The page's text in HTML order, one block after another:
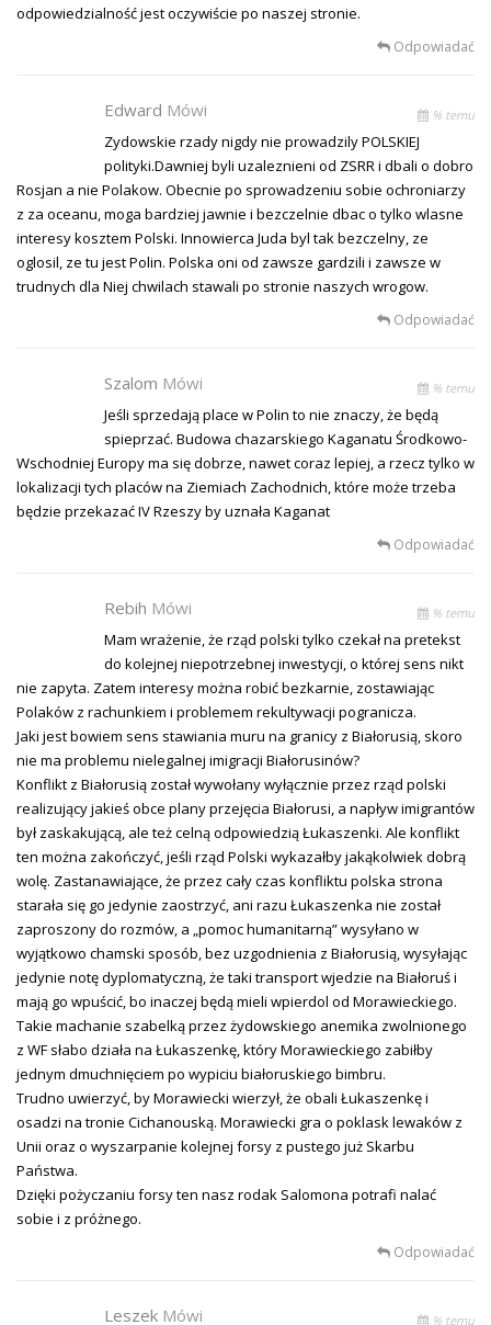
odpowiedzialność jest oczywiście po naszej stronie.
Odpowiadać
Edward Mówi % temu
Zydowskie rzady nigdy nie prowadzily POLSKIEJ
polityki.Dawniej byli uzaleznieni od ZSRR i dbali o dobro
Rosjan a nie Polakow. Obecnie po sprowadzeniu sobie ochroniarzy
z za oceanu, moga bardziej jawnie i bezczelnie dbac o tylko wlasne
interesy kosztem Polski. Innowierca Juda byl tak bezczelny, ze
oglosil, ze tu jest Polin. Polska oni od zawsze gardzili i zawsze w
trudnych dla Niej chwilach stawali po stronie naszych wrogow.
Odpowiadać
Szalom Mówi % temu
Jeśli sprzedają place w Polin to nie znaczy, że będą
spieprzać. Budowa chazarskiego Kaganatu Środkowo-
Wschodniej Europy ma się dobrze, nawet coraz lepiej, a rzecz tylko w
lokalizacji tych placów na Ziemiach Zachodnich, które może trzeba
będzie przekazać IV Rzeszy by uznała Kaganat
Odpowiadać
Rebih Mówi % temu
Mam wrażenie, że rząd polski tylko czekał na pretekst
do kolejnej niepotrzebnej inwestycji, o której sens nikt
nie zapyta. Zatem interesy można robić bezkarnie, zostawiając
Polaków z rachunkiem i problemem rekultywacji pogranicza.
Jaki jest bowiem sens stawiania muru na granicy z Białorusią, skoro
nie ma problemu nielegalnej imigracji Białorusinów?
Konflikt z Białorusią został wywołany wyłącznie przez rząd polski
realizujący jakieś obce plany przejęcia Białorusi, a napływ imigrantów
był zaskakującą, ale też celną odpowiedzią Łukaszenki. Ale konflikt
ten można zakończyć, jeśli rząd Polski wykazałby jakąkolwiek dobrą
wolę. Zastanawiające, że przez cały czas konfliktu polska strona
starała się go jedynie zaostrzyć, ani razu Łukaszenka nie został
zaproszony do rozmów, a „pomoc humanitarną” wysyłano w
wyjątkowo chamski sposób, bez uzgodnienia z Białorusią, wysyłając
jedynie notę dyplomatyczną, że taki transport wjedzie na Białoruś i
mają go wpuścić, bo inaczej będą mieli wpierdol od Morawieckiego.
Takie machanie szabelką przez żydowskiego anemika zwolnionego
z WF słabo działa na Łukaszenkę, który Morawieckiego zabiłby
jednym dmuchnięciem po wypiciu białoruskiego bimbru.
Trudno uwierzyć, by Morawiecki wierzył, że obali Łukaszenkę i
osadzi na tronie Cichanouską. Morawiecki gra o poklask lewaków z
Unii oraz o wyszarpanie kolejnej forsy z pustego już Skarbu
Państwa.
Dzięki pożyczaniu forsy ten nasz rodak Salomona potrafi nalać
sobie i z próżnego.
Odpowiadać
Leszek Mówi % temu